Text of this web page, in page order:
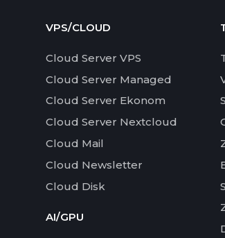
VPS/CLOUD
Cloud Server VPS
Cloud Server Managed
Cloud Server Ekonom
Cloud Server Nextcloud
Cloud Mail
Cloud Newsletter
Cloud Disk
AI/GPU